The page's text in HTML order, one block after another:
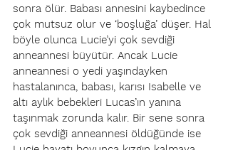
sonra ölür. Babası annesini kaybedince
çok mutsuz olur ve ‘boşluğa’ düşer. Hal
böyle olunca Lucie’yi çok sevdiği
anneannesi büyütür. Ancak Lucie
anneannesi o yedi yaşındayken
hastalanınca, babası, karısı Isabelle ve
altı aylık bebekleri Lucas’ın yanına
taşınmak zorunda kalır. Bir sene sonra
çok sevdiği anneannesi öldüğünde ise